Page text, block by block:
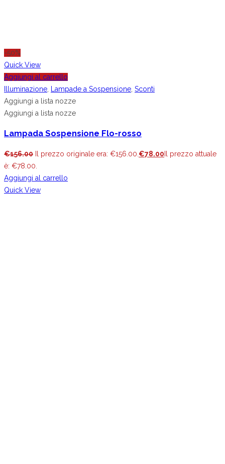
-50%
Quick View
Aggiungi al carrello
Illuminazione, Lampade a Sospensione, Sconti
Aggiungi a lista nozze
Aggiungi a lista nozze
Lampada Sospensione Flo-rosso
€156.00 Il prezzo originale era: €156.00. €78.00 Il prezzo attuale
è: €78.00.
Aggiungi al carrello
Quick View